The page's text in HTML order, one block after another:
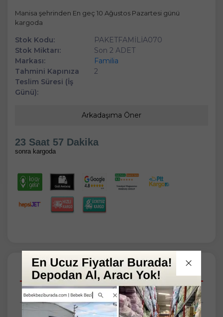
Manisa şehrinden En geç 10 Ağustos Pazartesi günü
kargoda
Stok Kodu:
PAKETFAMİLİA070
Stok Miktarı:
Son 2 ADET
Markası:
Familia
Tahmini Kapınıza
Teslim Süresi (İş
Günü):
2
Arkadaşıma Öner
23 Saat 57 Dakika
sonra kargoda
Açıklamalar
Taksit Seçenekleri
Tüm Yorumlar